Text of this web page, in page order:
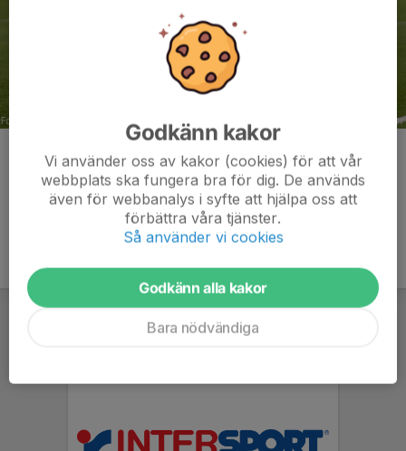
Kommentarer
Godkänn kakor
Vi använder oss av kakor (cookies) för att vår
webbplats ska fungera bra för dig. De används
även för webbanalys i syfte att hjälpa oss att
förbättra våra tjänster.
Så använder vi cookies
Godkänn alla kakor
Bara nödvändiga